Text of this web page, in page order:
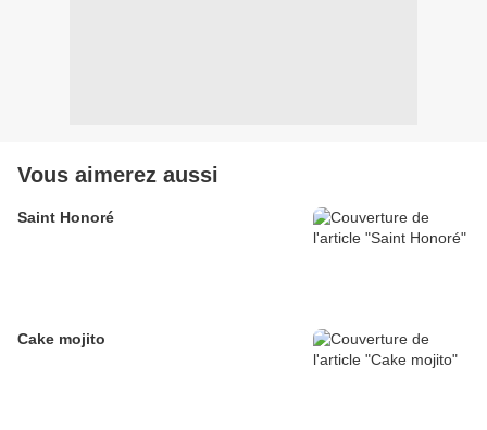
Vous aimerez aussi
Saint Honoré
Cake mojito